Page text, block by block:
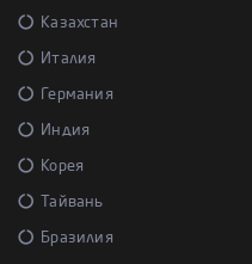
Казахстан
Италия
Германия
Индия
Корея
Тайвань
Бразилия